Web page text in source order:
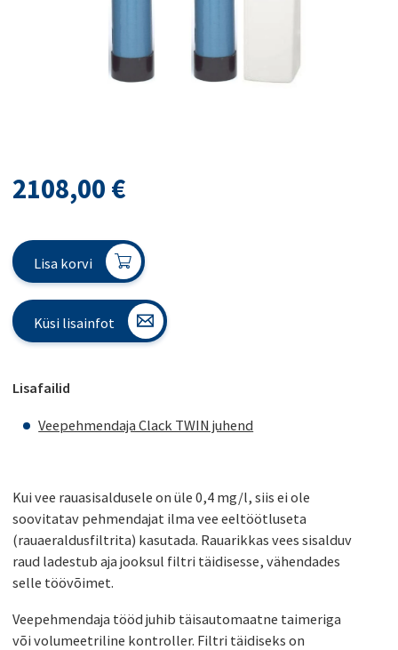
2108,00 €
Lisa korvi
Küsi lisainfot
Lisafailid
Veepehmendaja Clack TWIN juhend
Kui vee rauasisaldusele on üle 0,4 mg/l, siis ei ole
soovitatav pehmendajat ilma vee eeltöötluseta
(rauaeraldusfiltrita) kasutada. Rauarikkas vees sisalduv
raud ladestub aja jooksul filtri täidisesse, vähendades
selle töövõimet.
Veepehmendaja tööd juhib täisautomaatne taimeriga
või volumeetriline kontroller. Filtri täidiseks on